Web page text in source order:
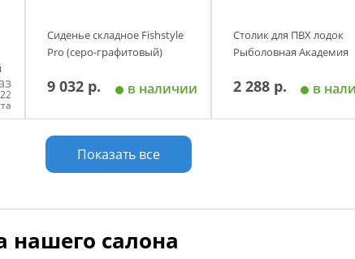
Сиденье складное Fishstyle
Pro (серо-графитовый)
9 032 р. в наличии
Добавить в корзину
Столик для ПВХ лодок
Рыболовная Академия
2 288 р. в
Показать все
нашего салона